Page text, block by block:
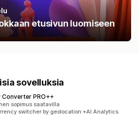
etusivun luomiseen
sovelluksia
Converter PRO++
sopimus saatavilla
switcher by geolocation +AI Analytics